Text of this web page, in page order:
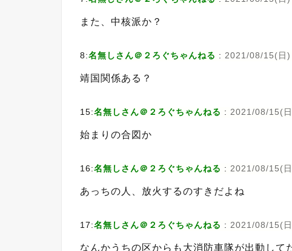
また、中核派か？
8:名無しさん＠２ろぐちゃんねる : 2021/08/15(日
靖国関係ある？
15:名無しさん＠２ろぐちゃんねる : 2021/08/15(
始まりの合図か
16:名無しさん＠２ろぐちゃんねる : 2021/08/15(
あっちの人、放火するのすきだよね
17:名無しさん＠２ろぐちゃんねる : 2021/08/15(
なんかうちの区からも大消防車隊が出動して